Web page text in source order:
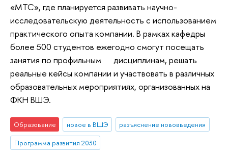
«МТС», где планируется развивать научно-
исследовательскую деятельность с использованием
практического опыта компании. В рамках кафедры
более 500 студентов ежегодно смогут посещать
занятия по профильным дисциплинам, решать
реальные кейсы компании и участвовать в различных
образовательных мероприятиях, организованных на
ФКН ВШЭ.
Образование новое в ВШЭ
разъяснение нововведения
Программа развития 2030